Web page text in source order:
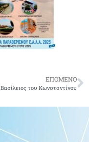
ΕΠΟΜΕΝΟ
του Κωνσταντίνου